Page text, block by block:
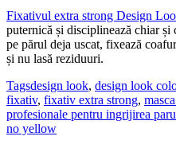
Fixativul extra strong Design
puternică și disciplinează chiar și
pe părul deja uscat, fixează
și nu lasă reziduuri.
Tagsdesign look, design look
fixativ, fixativ extra strong,
profesionale pentru ingrijirea
no yellow